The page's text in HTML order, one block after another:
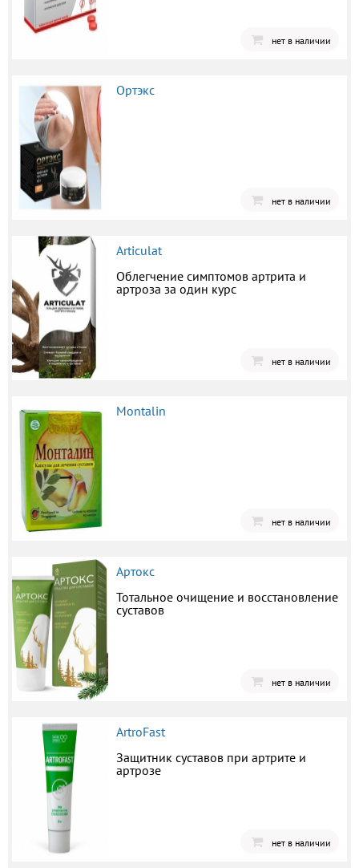
нет в наличии
Ортэкс
нет в наличии
Articulat
Облегчение симптомов артрита и
артроза за один курс
нет в наличии
Montalin
нет в наличии
Артокс
Тотальное очищение и восстановление
суставов
нет в наличии
ArtroFast
Защитник суставов при артрите и
артрозе
нет в наличии